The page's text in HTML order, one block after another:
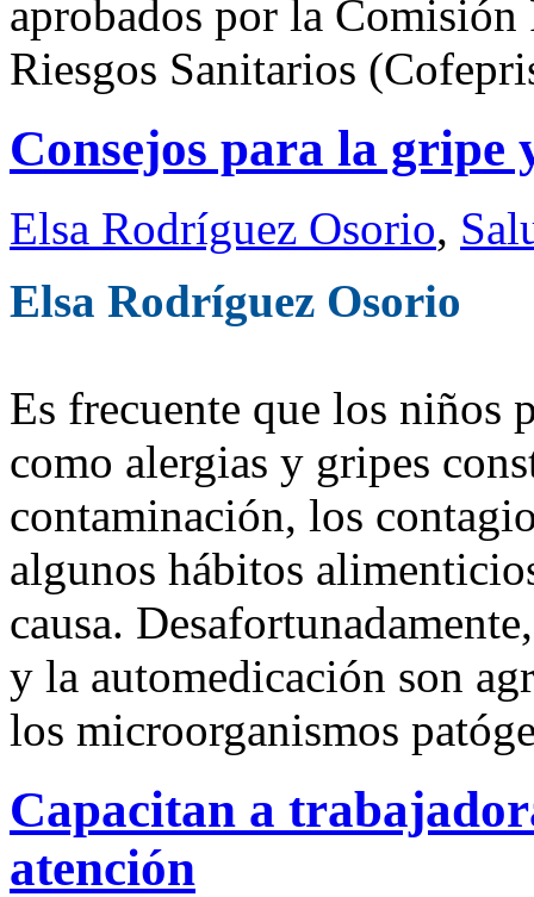
aprobados por la
Riesgos Sanitarios
Consejos para la gripe
Elsa Rodríguez Osorio,
Elsa Rodríguez Osorio
Es frecuente que los niños
como alergias y gripes
contaminación, los
algunos hábitos
causa.
y la automedicación son
los microorganismos
Capacitan a
atención